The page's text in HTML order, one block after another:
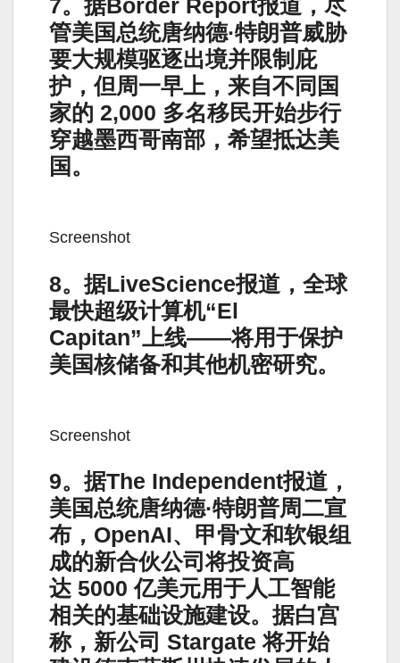
7。据Border Report报道，尽
管美国总统唐纳德·特朗普威胁
要大规模驱逐出境并限制庇
护，但周一早上，来自不同国
家的 2,000 多名移民开始步行
穿越墨西哥南部，希望抵达美
国。
Screenshot
8。据LiveScience报道，全球
最快超级计算机“El
Capitan”上线——将用于保护
美国核储备和其他机密研究。
Screenshot
9。据The Independent报道，
美国总统唐纳德·特朗普周二宣
布，OpenAI、甲骨文和软银组
成的新合伙公司将投资高
达 5000 亿美元用于人工智能
相关的基础设施建设。据白宫
称，新公司 Stargate 将开始